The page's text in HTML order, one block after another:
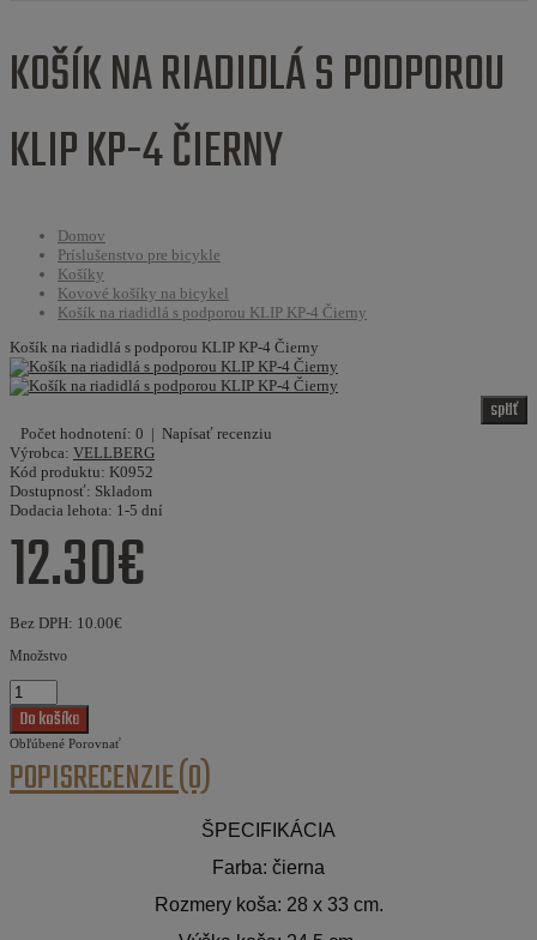
KOŠÍK NA RIADIDLÁ S PODPOROU
KLIP KP-4 ČIERNY
Domov
Príslušenstvo pre bicykle
Košíky
Kovové košíky na bicykel
Košík na riadidlá s podporou KLIP KP-4 Čierny
Košík na riadidlá s podporou KLIP KP-4 Čierny
späť
Počet hodnotení: 0 | Napísať recenziu
Výrobca: VELLBERG
Kód produktu: K0952
Dostupnosť: Skladom
Dodacia lehota: 1-5 dní
12.30€
Bez DPH: 10.00€
Množstvo
Obľúbené Porovnať
POPISRECENZIE (0)
ŠPECIFIKÁCIA
Farba: čierna
Rozmery koša: 28 x 33 cm.